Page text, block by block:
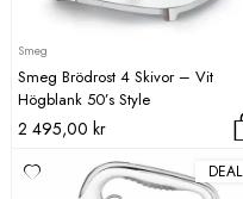
Smeg
Smeg Brödrost 4 Skivor – Vit
Högblank 50’s Style
2 495,00 kr
DEAL